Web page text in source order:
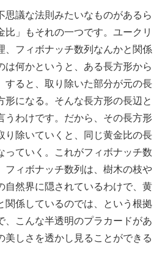
思議な法則みたいなものがあるら
比」もそれの一つです。ユークリ
、フィボナッチ数列なんかと関係
は何かというと、ある長方形から
すると、取り除いた部分が元の長
形になる。そんな長方形の長辺と
うわけです。だから、その長方形
り除いていくと、同じ黄金比の長
っていく。これがフィボナッチ数
フィボナッチ数列は、樹木の枝や
自然界に隠されているわけで、黄
関係しているのでは、という根拠
、こんな半透明のプラカードがあ
美しさを透かし見ることができる